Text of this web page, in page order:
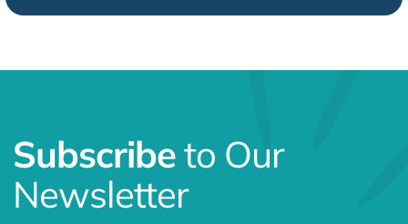
Subscribeto Our
Newsletter